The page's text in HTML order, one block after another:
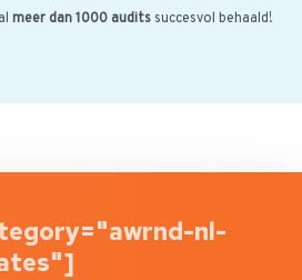
meer dan 1000 audits succesvol behaald!
nl-